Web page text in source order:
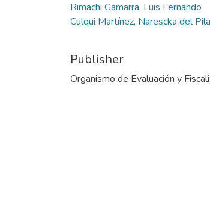
Rimachi Gamarra, Luis Fernando
Culqui Martínez, Narescka del
Publisher
Organismo de Evaluación y